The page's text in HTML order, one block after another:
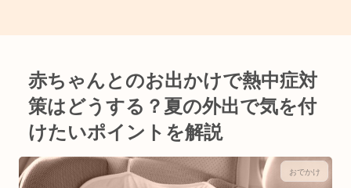
赤ちゃんとのお出かけで熱中症対
策はどうする？夏の外出で気を付
けたいポイントを解説
おでかけ